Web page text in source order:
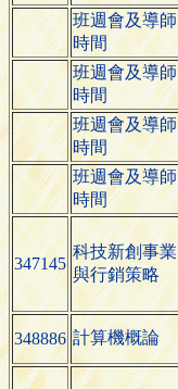
班週會及導師
時間
班週會及導師
時間
班週會及導師
時間
班週會及導師
時間
347145
科技新創事業
與行銷策略
348886 計算機概論